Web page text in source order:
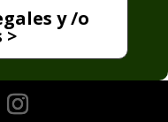
y /o
>